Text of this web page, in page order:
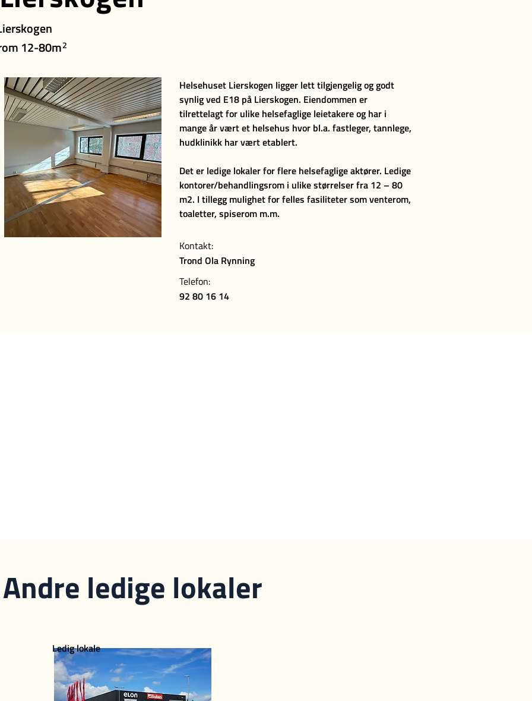
12-80m2
Helsehuset Lierskogen ligger lett tilgjengelig og godt
synlig ved E18 på Lierskogen. Eiendommen er
tilrettelagt for ulike helsefaglige leietakere og har i
mange år vært et helsehus hvor bl.a. fastleger, tannlege,
hudklinikk har vært etablert.
Det er ledige lokaler for flere helsefaglige aktører. Ledige
kontorer/behandlingsrom i ulike størrelser fra 12 – 80
m2. I tillegg mulighet for felles fasiliteter som venterom,
toaletter, spiserom m.m.
Kontakt:
Trond Ola Rynning
Telefon:
92 80 16 14
Andre ledige lokaler
Ledig lokale